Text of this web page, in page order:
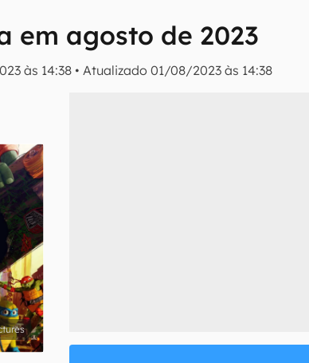
em agosto de 2023
às 14:38 •Atualizado01/08/2023 às 14:38
reviews sobre tecnologia em primeira
e Política de Privacidade do Canaltech.